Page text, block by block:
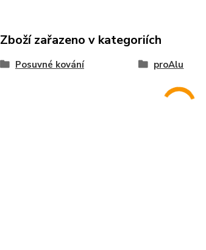
Zboží zařazeno v kategoriích
Posuvné kování proAlu